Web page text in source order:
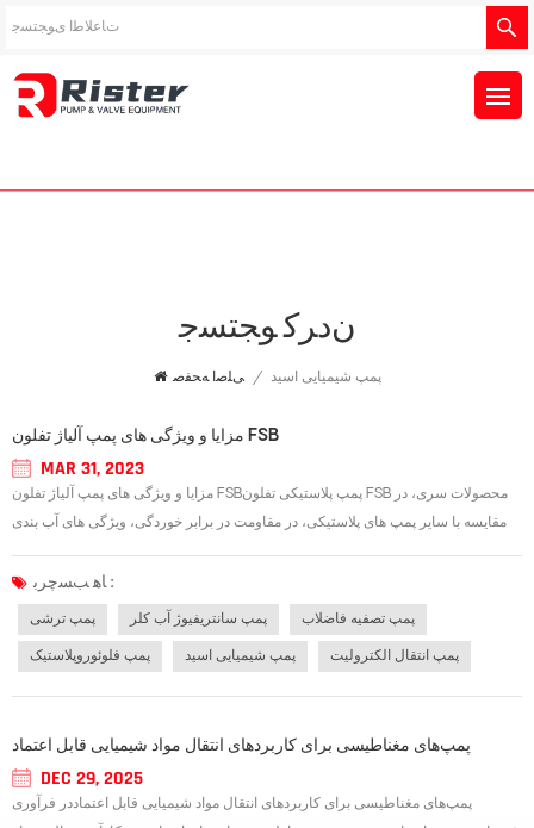
ﻥﺩﺮﮐ ﻮﺠﺘﺴﺟ
ﯽﻠﺻﺍ ﻪﺤﻔﺻ / پمپ شیمیایی اسید
مزایا و ویژگی های پمپ آلیاژ تفلون FSB
MAR 31, 2023
مزایا و ویژگی های پمپ آلیاژ تفلون FSBپمپ پلاستیکی تفلون FSB محصولات سری، در
مقایسه با سایر پمپ های پلاستیکی، در مقاومت در برابر خوردگی، ویژگی های آب بندی
ﺎﻫ ﺐﺴﭼﺮﺑ :
پمپ ترشی پمپ سانتریفیوژ آب کلر پمپ تصفیه فاضلاب
پمپ فلوئوروپلاستیک پمپ شیمیایی اسید پمپ انتقال الکترولیت
پمپ‌های مغناطیسی برای کاربردهای انتقال مواد شیمیایی قابل اعتماد
DEC 29, 2025
پمپ‌های مغناطیسی برای کاربردهای انتقال مواد شیمیایی قابل اعتماددر فرآوری